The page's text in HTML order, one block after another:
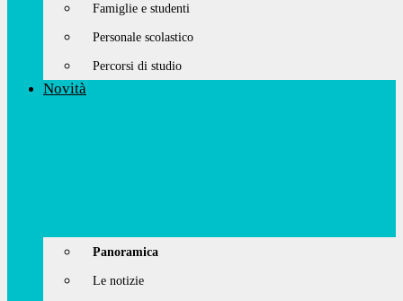
Famiglie e studenti
Personale scolastico
Percorsi di studio
Novità
Panoramica
Le notizie